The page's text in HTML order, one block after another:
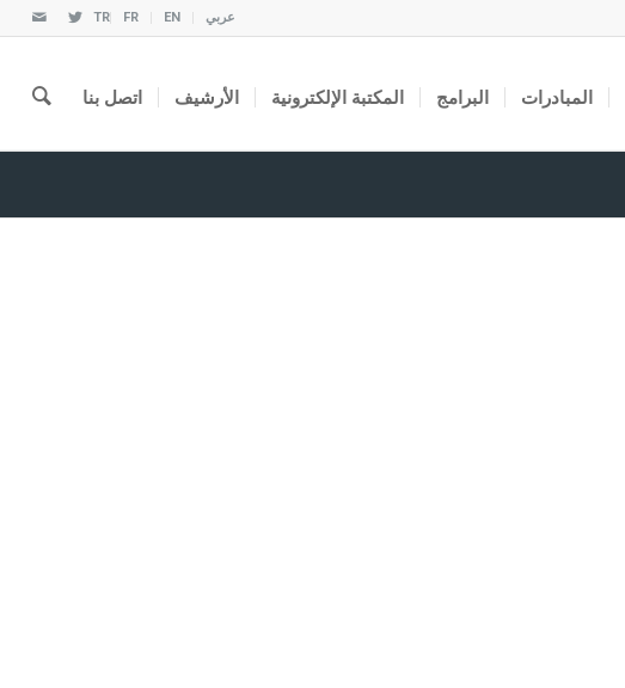
عربي EN
FR
TR
المبادرات البرامج المكتبة الإلكترونية الأرشيف اتصل بنا